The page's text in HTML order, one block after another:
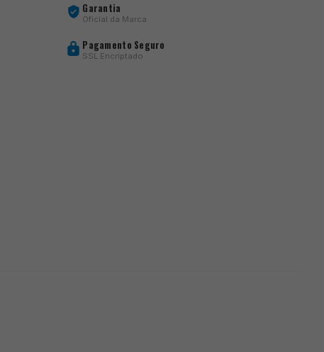
Garantia
Oficial da Marca
Pagamento Seguro
SSL Encriptado